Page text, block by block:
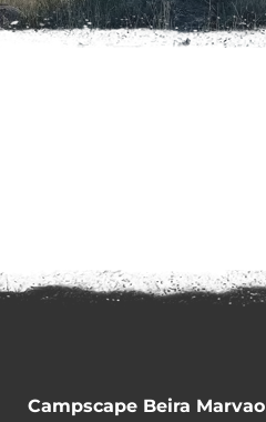
Campscape Beira